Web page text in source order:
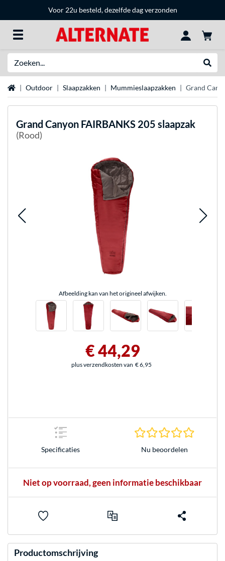
Voor 22u besteld, dezelfde dag verzonden
HomeOutdoor Slaapzakken Mummieslaapzakken Grand
Grand Canyon FAIRBANKS 205 slaapzak
(Rood)
Afbeelding kan van het origineel afwijken.
€ 44,29
plus verzendkosten van € 6,95
Specificaties Nu beoordelen
Niet op voorraad, geen informatie beschikbaar
Productomschrijving